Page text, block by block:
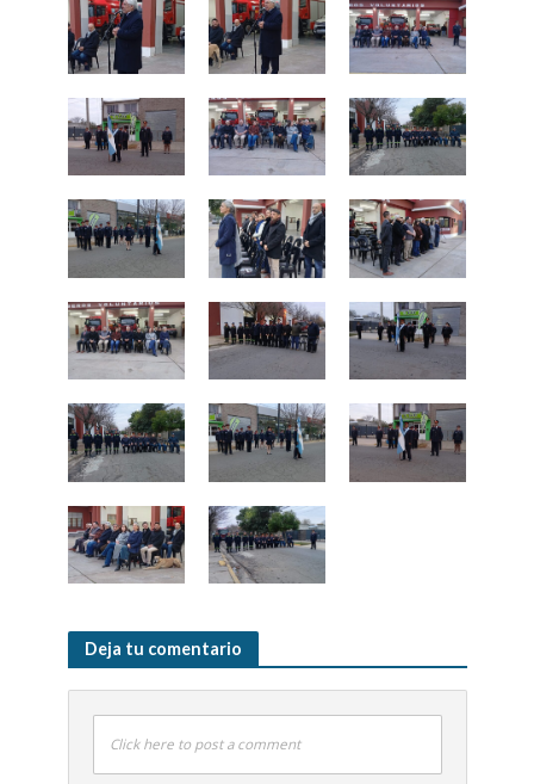
Deja tu comentario
Click here to post a comment